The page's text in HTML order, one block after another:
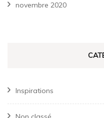
novembre 2020
Inspirations